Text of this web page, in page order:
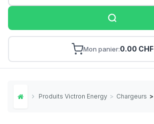
Mon panier 0.00 CHF
Home Produits Victron Energy > Chargeurs >